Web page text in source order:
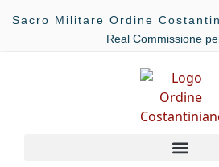
Sacro Militare Ordine
Real Commissione